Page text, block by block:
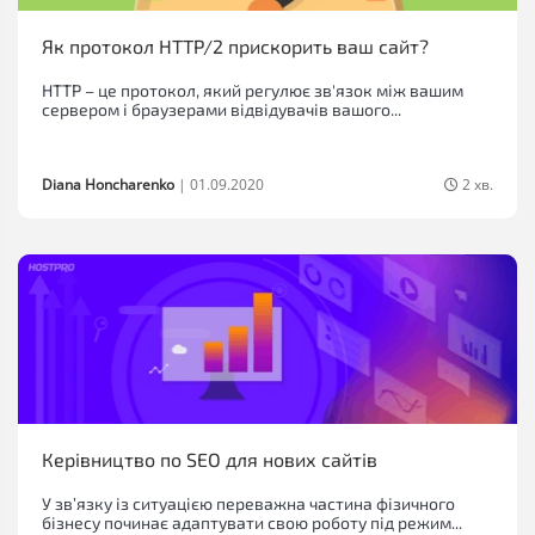
Як протокол HTTP/2 прискорить ваш сайт?
HTTP – це протокол, який регулює зв'язок між вашим
сервером і браузерами відвідувачів вашого...
Diana Honcharenko | 01.09.2020 2 хв.
Керівництво по SEO для нових сайтів
У зв’язку із ситуацією переважна частина фізичного
бізнесу починає адаптувати свою роботу під режим...